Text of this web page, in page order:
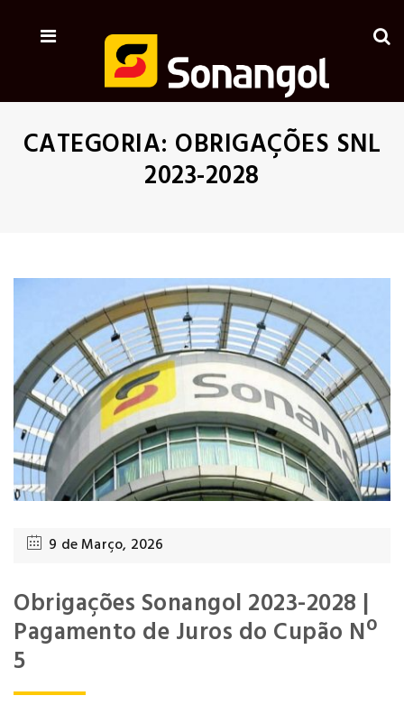
CATEGORIA: OBRIGAÇÕES SNL
2023-2028
9 de Março, 2026
Obrigações Sonangol 2023-2028 |
Pagamento de Juros do Cupão Nº
5